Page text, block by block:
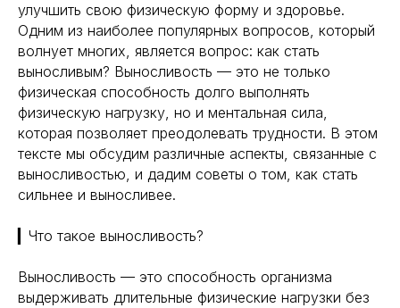
улучшить свою физическую форму и здоровье.
Одним из наиболее популярных вопросов, который
волнует многих, является вопрос: как стать
выносливым? Выносливость — это не только
физическая способность долго выполнять
физическую нагрузку, но и ментальная сила,
которая позволяет преодолевать трудности. В этом
тексте мы обсудим различные аспекты, связанные с
выносливостью, и дадим советы о том, как стать
сильнее и выносливее.
▎Что такое выносливость?
Выносливость — это способность организма
выдерживать длительные физические нагрузки без